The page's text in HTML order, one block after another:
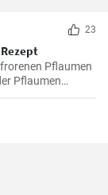
23
Pflaumen
Pflaumen
harmonisches